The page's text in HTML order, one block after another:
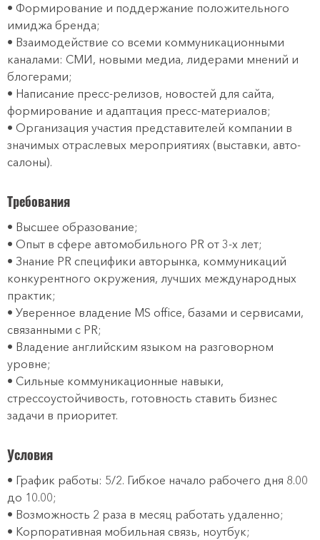
• Формирование и поддержание положительного
имиджа бренда;
• Взаимодействие со всеми коммуникационными
каналами: СМИ, новыми медиа, лидерами мнений и
блогерами;
• Написание пресс-релизов, новостей для сайта,
формирование и адаптация пресс-материалов;
• Организация участия представителей компании в
значимых отраслевых мероприятиях (выставки, авто-
салоны).
Требования
• Высшее образование;
• Опыт в сфере автомобильного PR от 3-х лет;
• Знание PR специфики авторынка, коммуникаций
конкурентного окружения, лучших международных
практик;
• Уверенное владение MS office, базами и сервисами,
связанными с PR;
• Владение английским языком на разговорном
уровне;
• Сильные коммуникационные навыки,
стрессоустойчивость, готовность ставить бизнес
задачи в приоритет.
Условия
• График работы: 5/2. Гибкое начало рабочего дня 8.00
до 10.00;
• Возможность 2 раза в месяц работать удаленно;
• Корпоративная мобильная связь, ноутбук;